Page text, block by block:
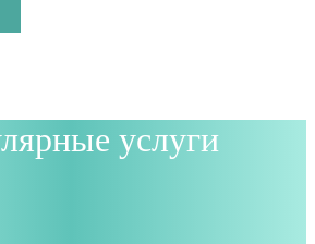
услуги